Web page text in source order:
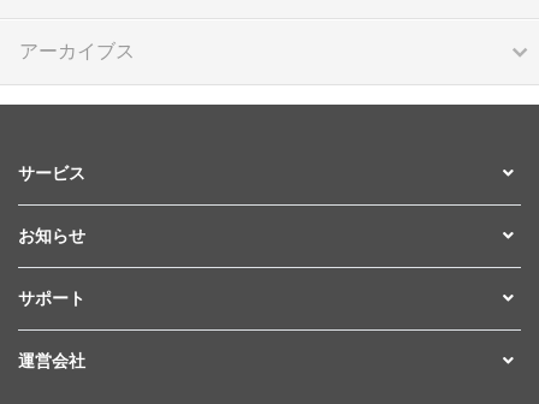
アーカイブス
サービス
お知らせ
サポート
運営会社